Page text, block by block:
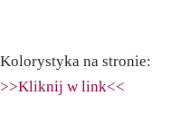
Kolorystyka na stronie:
>>Kliknij w link<<